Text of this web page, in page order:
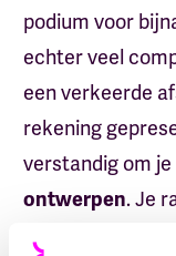
podium voor
echter veel
een verkeerde
rekening
verstandig om je
ontwerpen. Je
aan het juiste